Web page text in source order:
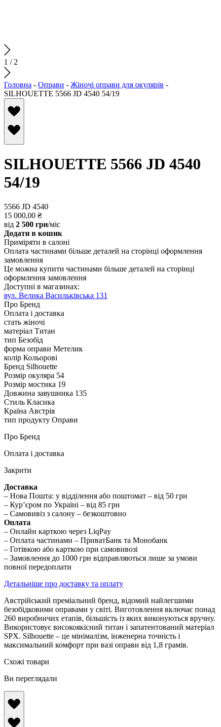
1 / 2
Головна - Оправи - Жіночі оправи для окулярів -
SILHOUETTE 5566 JD 4540 54/19
SILHOUETTE 5566 JD 4540
54/19
5566 JD 4540
15 000,00 ₴
від 2 500 грн/міс
Додати в кошик
Приміряти в салоні
Оплата частинами більше деталей на сторінці оформлення
замовлення
Це можна купити частинами більше деталей на сторінці
оформлення замовлення
Доступні в магазинах:
вул. Велика Васильківська 131
Про Бренд
Оплата і доставка
стать жіночі
матеріал Титан
тип Безобід
форма оправи Метелик
колір Кольорові
Бренд Silhouette
Розмір окуляра 54
Розмір мостика 19
Довжина завушника 135
Стиль Класика
Країна Австрія
тип продукту Оправи
Про Бренд
Оплата і доставка
Закрити
Доставка
– Нова Пошта: у відділення або поштомат – від 50 грн
– Кур’єром по Україні – від 85 грн
– Самовивіз з салону – безкоштовно
Оплата
– Онлайн карткою через LiqPay
– Оплата частинами – ПриватБанк та Монобанк
– Готівкою або карткою при самовивозі
– Замовлення до 1000 грн відправляються лише за умови
повної передоплати
Детальніше про доставку та оплату
Австрійський преміальний бренд, відомий найлегшими
безобідковими оправами у світі. Виготовлення включає понад
260 виробничих етапів, більшість із яких виконуються вручну.
Використовує високоякісний титан і запатентований матеріал
SPX. Silhouette – це мінімалізм, інженерна точність і
максимальний комфорт при вазі оправи від 1,8 грамів.
Схожі товари
Ви переглядали